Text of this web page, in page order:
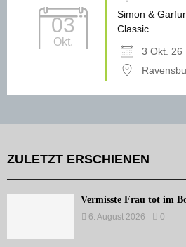
03
Okt.
Simon &
Classic
3 Okt. 26
ZULETZT ERSCHIENEN
Vermisste Frau tot im
6. August 2026 0